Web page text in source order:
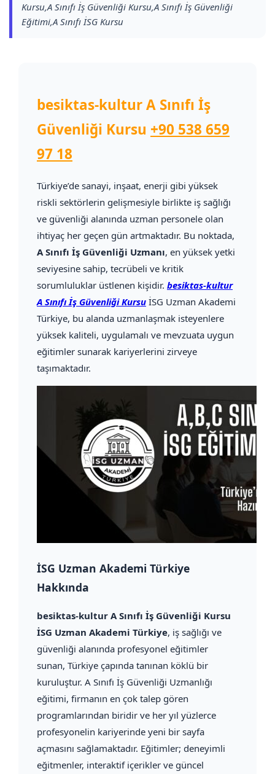
Kursu,A Sınıfı İş Güvenliği Kursu,A Sınıfı İş Güvenliği
Eğitimi,A Sınıfı İSG Kursu
besiktas-kultur A Sınıfı İş
Güvenliği Kursu +90 538 659
97 18
Türkiye’de sanayi, inşaat, enerji gibi yüksek
riskli sektörlerin gelişmesiyle birlikte iş sağlığı
ve güvenliği alanında uzman personele olan
ihtiyaç her geçen gün artmaktadır. Bu noktada,
A Sınıfı İş Güvenliği Uzmanı, en yüksek yetki
seviyesine sahip, tecrübeli ve kritik
sorumluluklar üstlenen kişidir. besiktas-kultur
A Sınıfı İş Güvenliği Kursu İSG Uzman Akademi
Türkiye, bu alanda uzmanlaşmak isteyenlere
yüksek kaliteli, uygulamalı ve mevzuata uygun
eğitimler sunarak kariyerlerini zirveye
taşımaktadır.
İSG Uzman Akademi Türkiye
Hakkında
besiktas-kultur A Sınıfı İş Güvenliği Kursu
İSG Uzman Akademi Türkiye, iş sağlığı ve
güvenliği alanında profesyonel eğitimler
sunan, Türkiye çapında tanınan köklü bir
kuruluştur. A Sınıfı İş Güvenliği Uzmanlığı
eğitimi, firmanın en çok talep gören
programlarından biridir ve her yıl yüzlerce
profesyonelin kariyerinde yeni bir sayfa
açmasını sağlamaktadır. Eğitimler; deneyimli
eğitmenler, interaktif içerikler ve güncel